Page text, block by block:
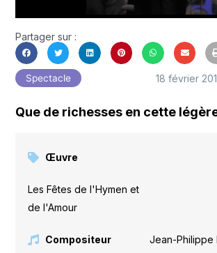
Partager sur :
Spectacle 18 février
Que de richesses en cette
Œuvre
Les Fêtes de l'Hymen et
de l'Amour
Compositeur Jean-Philippe